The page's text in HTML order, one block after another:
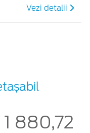
Vezi detalii
880,72